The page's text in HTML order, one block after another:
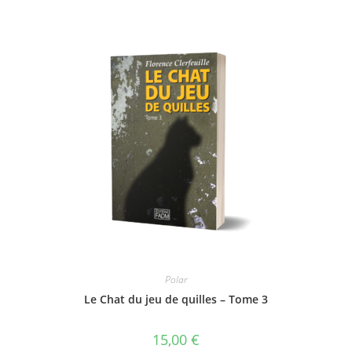
Polar
Le Chat du jeu de quilles – Tome 3
15,00 €